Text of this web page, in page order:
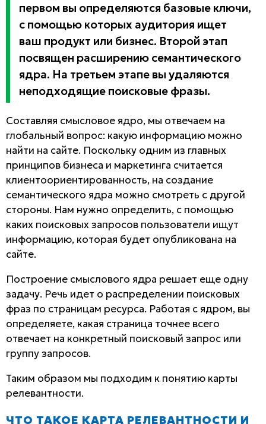
первом вы определяются базовые ключи,
с помощью которых аудитория ищет
ваш продукт или бизнес. Второй этап
посвящен расширению семантического
ядра. На третьем этапе вы удаляются
неподходящие поисковые фразы.
Составляя смысловое ядро, мы отвечаем на
глобальный вопрос: какую информацию можно
найти на сайте. Поскольку одним из главных
принципов бизнеса и маркетинга считается
клиентоориентированность, на создание
семантического ядра можно смотреть с другой
стороны. Нам нужно определить, с помощью
каких поисковых запросов пользователи ищут
информацию, которая будет опубликована на
сайте.
Построение смыслового ядра решает еще одну
задачу. Речь идет о распределении поисковых
фраз по страницам ресурса. Работая с ядром, вы
определяете, какая страница точнее всего
отвечает на конкретный поисковый запрос или
группу запросов.
Таким образом мы подходим к понятию карты
релевантности.
ЧТО ТАКОЕ КАРТА РЕЛЕВАНТНОСТИ И